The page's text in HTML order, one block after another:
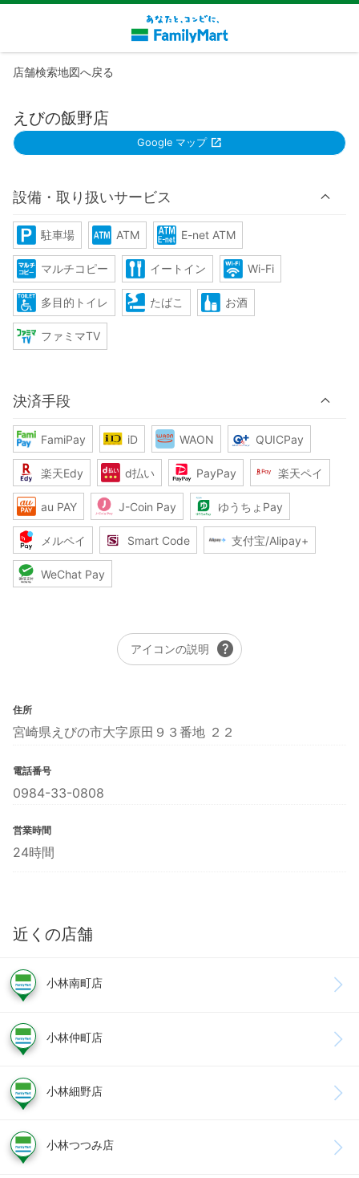
店舗検索地図へ戻る
えびの飯野店
Google マップ
設備・取り扱いサービス
駐車場 ATM E-net ATM
マルチコピー イートイン Wi-Fi
多目的トイレ たばこ お酒
ファミマTV
決済手段
FamiPay iD WAON QUICPay
楽天Edy d払い PayPay 楽天ペイ
au PAY J-Coin Pay ゆうちょPay
メルペイ Smart Code 支付宝/Alipay+
WeChat Pay
アイコンの説明 help
住所
宮崎県えびの市大字原田９３番地 ２２
電話番号
0984-33-0808
営業時間
24時間
近くの店舗
小林南町店
小林仲町店
小林細野店
小林つつみ店